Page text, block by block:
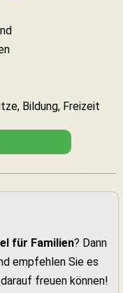
Bildung, Freizeit
für Familien? Dann
empfehlen Sie es
freuen können!